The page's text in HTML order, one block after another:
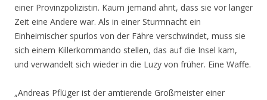
einer Provinzpolizistin. Kaum jemand ahnt, dass sie vor langer
Zeit eine Andere war. Als in einer Sturmnacht ein
Einheimischer spurlos von der Fähre verschwindet, muss sie
sich einem Killerkommando stellen, das auf die Insel kam,
und verwandelt sich wieder in die Luzy von früher. Eine Waffe.
„Andreas Pflüger ist der amtierende Großmeister einer